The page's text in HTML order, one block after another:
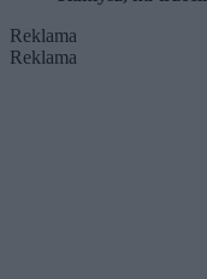
Reklama
Reklama